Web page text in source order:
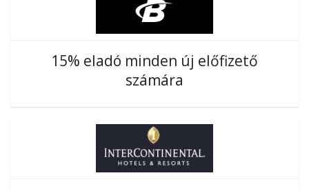
15% eladó minden új előfizető
számára